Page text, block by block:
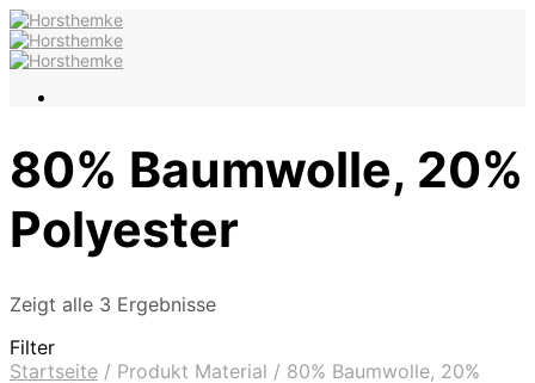
80% Baumwolle, 20%
Polyester
Zeigt alle 3 Ergebnisse
Filter
Startseite / Produkt Material / 80% Baumwolle, 20%